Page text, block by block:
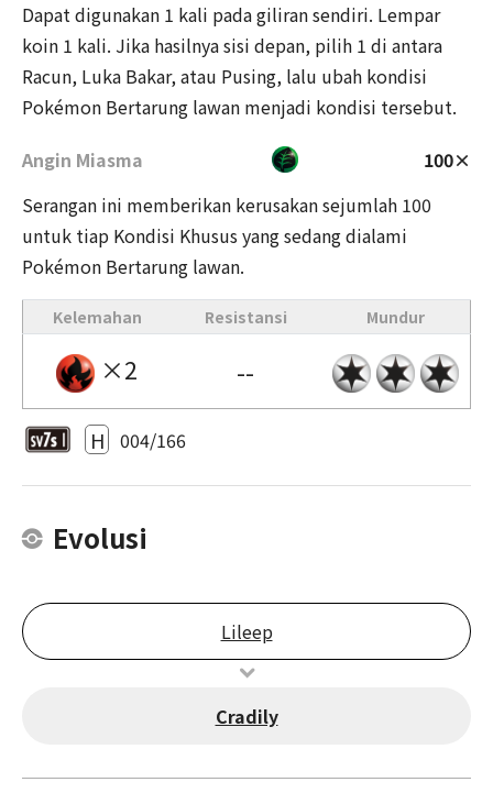
Dapat digunakan 1 kali pada giliran sendiri. Lempar
koin 1 kali. Jika hasilnya sisi depan, pilih 1 di antara
Racun, Luka Bakar, atau Pusing, lalu ubah kondisi
Pokémon Bertarung lawan menjadi kondisi tersebut.
Angin Miasma
100×
Serangan ini memberikan kerusakan sejumlah 100
untuk tiap Kondisi Khusus yang sedang dialami
Pokémon Bertarung lawan.
Kelemahan Resistansi Mundur
×2 --
H 004/166
Evolusi
Lileep
Cradily